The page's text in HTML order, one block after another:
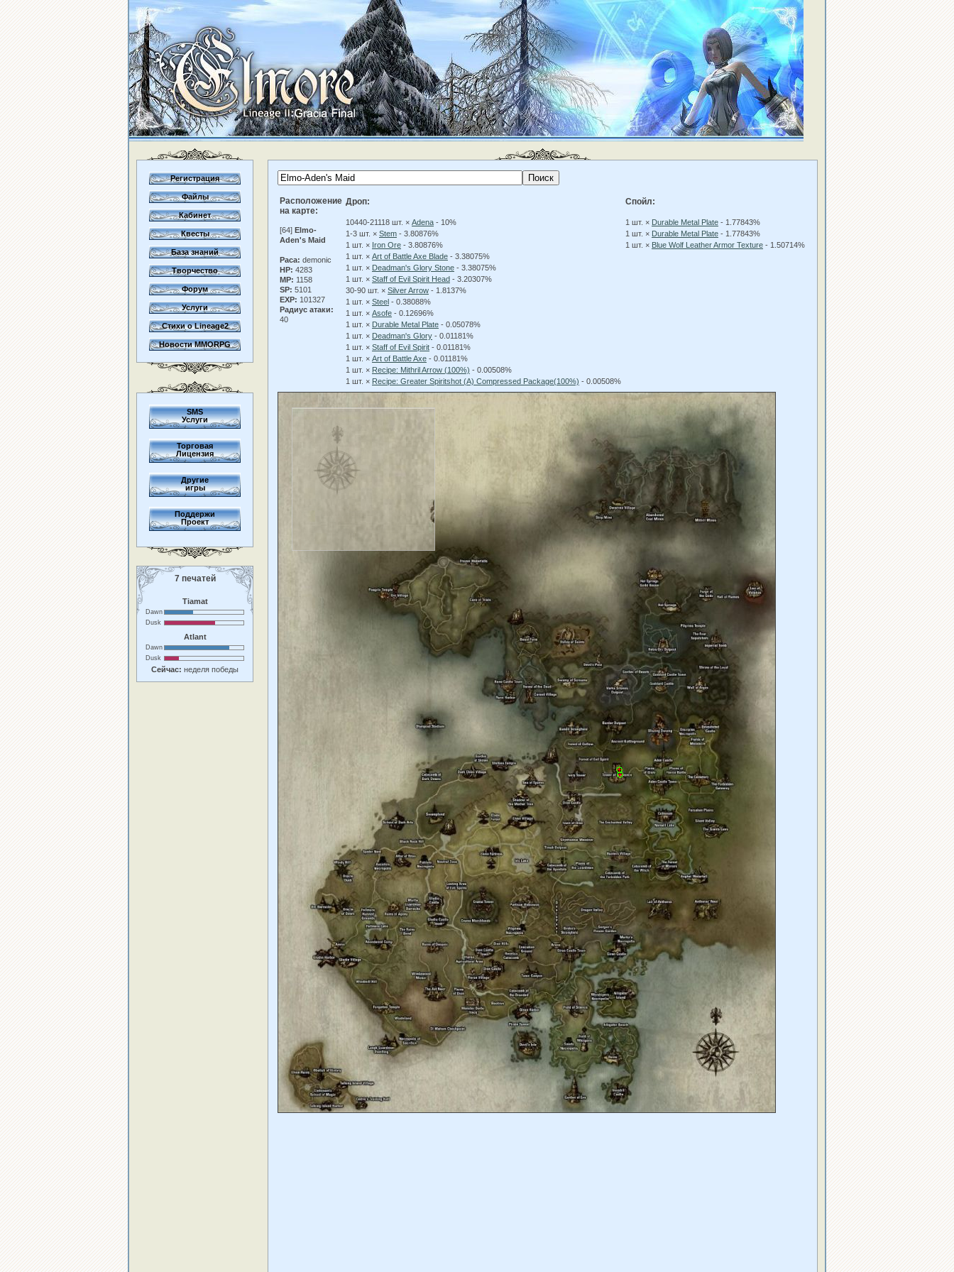
Регистрация
Файлы
Кабинет
Квесты
База знаний
Творчество
Форум
Услуги
Стихи о Lineage2
Новости MMORPG
SMS
Услуги
Торговая
Лицензия
Другие
игры
Поддержи
Проект
7 печатей
Tiamat
Dawn
Dusk
Atlant
Dawn
Dusk
Сейчас: неделя победы
Расположение
на карте:
[64] Elmo-
Aden's Maid
Раса: demonic
HP: 4283
MP: 1158
SP: 5101
EXP: 101327
Радиус атаки:
40
Дроп:
10440-21118 шт. × Adena - 10%
1-3 шт. × Stem - 3.80876%
1 шт. × Iron Ore - 3.80876%
1 шт. × Art of Battle Axe Blade - 3.38075%
1 шт. × Deadman's Glory Stone - 3.38075%
1 шт. × Staff of Evil Spirit Head - 3.20307%
30-90 шт. × Silver Arrow - 1.8137%
1 шт. × Steel - 0.38088%
1 шт. × Asofe - 0.12696%
1 шт. × Durable Metal Plate - 0.05078%
1 шт. × Deadman's Glory - 0.01181%
1 шт. × Staff of Evil Spirit - 0.01181%
1 шт. × Art of Battle Axe - 0.01181%
1 шт. × Recipe: Mithril Arrow (100%) - 0.00508%
1 шт. × Recipe: Greater Spiritshot (A) Compressed Package(100%) - 0.00508%
Спойл:
1 шт. × Durable Metal Plate - 1.77843%
1 шт. × Durable Metal Plate - 1.77843%
1 шт. × Blue Wolf Leather Armor Texture - 1.50714%